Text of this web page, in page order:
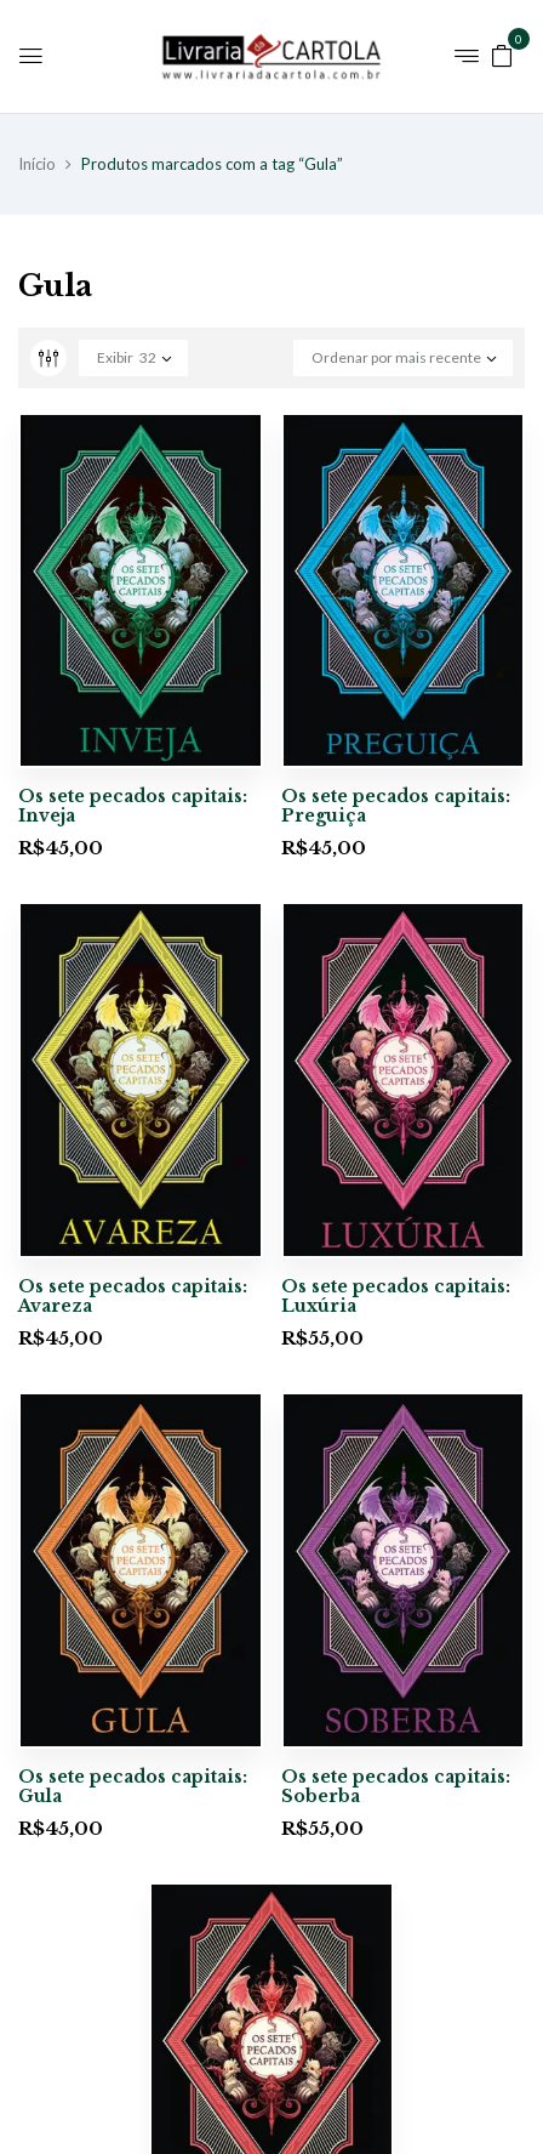
0
Início Produtos marcados com a tag “Gula”
Gula
Ordenar por mais recente
Exibir 32
Os sete pecados capitais:
Inveja
R$45,00
Os sete pecados capitais:
Preguiça
R$45,00
Os sete pecados capitais:
Avareza
R$45,00
Os sete pecados capitais:
Luxúria
R$55,00
Os sete pecados capitais:
Gula
R$45,00
Os sete pecados capitais:
Soberba
R$55,00